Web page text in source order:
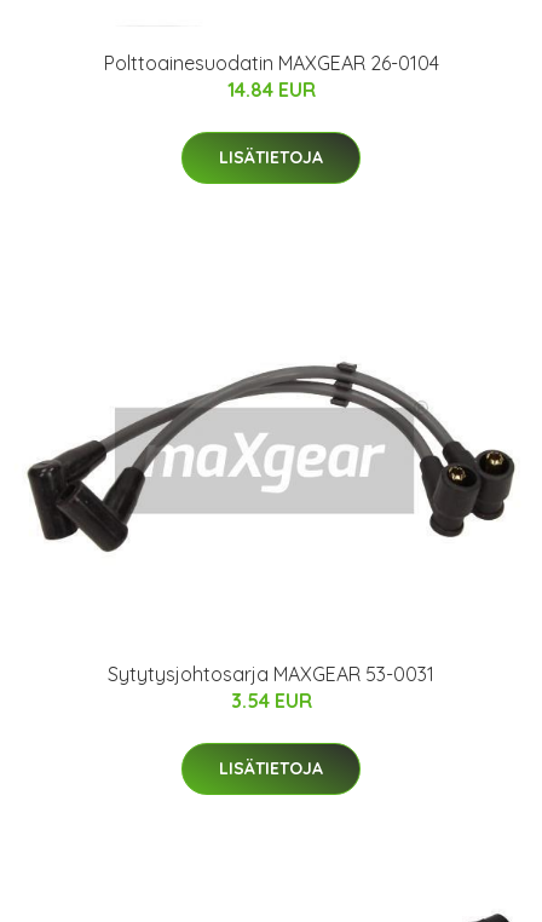
Polttoainesuodatin MAXGEAR 26-0104
14.84 EUR
LISÄTIETOJA
Sytytysjohtosarja MAXGEAR 53-0031
3.54 EUR
LISÄTIETOJA